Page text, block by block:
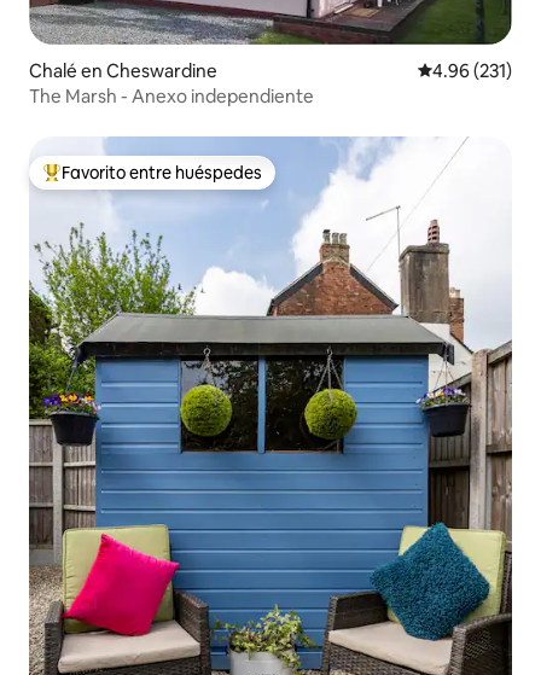
Chalé en Cheswardine Calificación
4.96 (231)
The Marsh - Anexo independiente
Favorito entre huéspedes preferido
Favorito entre huéspedes